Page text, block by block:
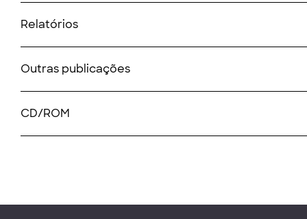
Relatórios
Outras publicações
CD/ROM